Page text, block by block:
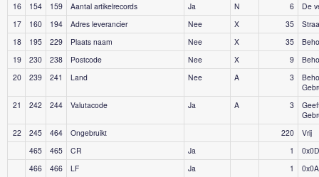
16
154 159 Aantal artikelrecords Ja N 6
De
17
160 194 Adres leverancier Nee X 35
18
195 229 Plaats naam Nee X 35
19
230 238 Postcode Nee X 9
20
239 241 Land Nee A 3
21
242 244 Valutacode Ja A 3
22
245 464 Ongebruikt 220
Vrij
465
465 CR Ja 1
0x0D
466
466 LF Ja 1 0x0A